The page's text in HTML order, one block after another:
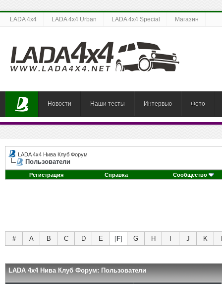
LADA 4x4 LADA 4x4 Urban LADA 4x4 Special Магазин
Новости Наши тесты Интервью Фото
LADA 4x4 Нива Клуб Форум
Пользователи
Регистрация Справка Сообщество
# A B C D E [F] G H J K
LADA 4x4 Нива Клуб Форум: Пользователи